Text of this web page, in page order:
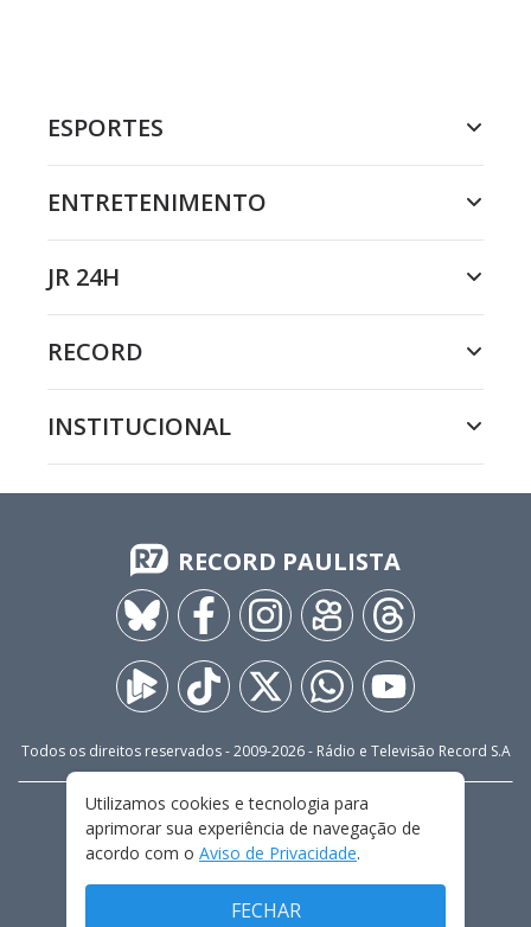
ESPORTES
ENTRETENIMENTO
JR 24H
RECORD
INSTITUCIONAL
RECORD PAULISTA
Todos os direitos reservados - 2009-2026- Rádio e Televisão Record S.A
FALE CONOSCO
PRIVACIDADE
TERMOS E CONDIÇÕES DE USO
Utilizamos cookies e tecnologia para
aprimorar sua experiência de navegação de
acordo com o Aviso de Privacidade.
FECHAR